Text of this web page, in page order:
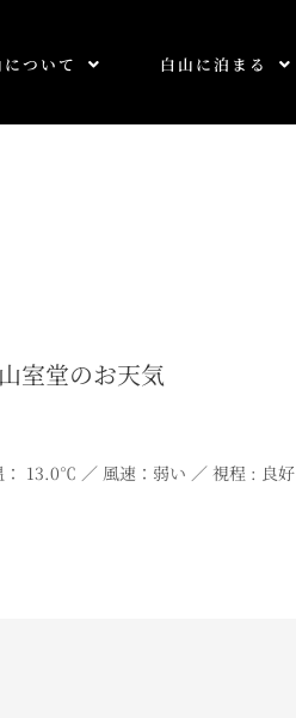
について 白山に泊まる
室堂のお天気
13.0℃ ／ 風速：弱い ／ 視程 : 良好